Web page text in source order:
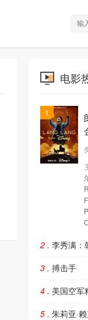
电影
1
2 . 李秀满：
3 . 搏击手
4 . 美国空军
5 . 朱莉亚·